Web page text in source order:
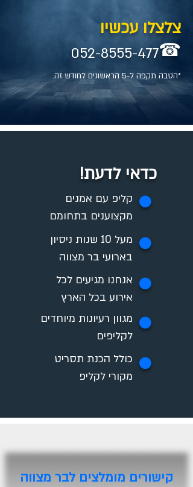
צלצלו עכשיו
052-8555-477☎
*הטבה תקפה ל-5 הראשונים לחודש זה.
כדאי לדעת!
קליפ עם אמנים
מקצוענים בתחומם
✪
מעל 10 שנות ניסיון
בארועי בר מצווה
✪
אנחנו מגיעים לכל
אירוע בכל הארץ
✪
מגוון רעיונות מיוחדים
לקליפים
✪
כולל הכנת תסריט
מקורי לקליפ
✪
קישורים מומלצים לבר מצווה